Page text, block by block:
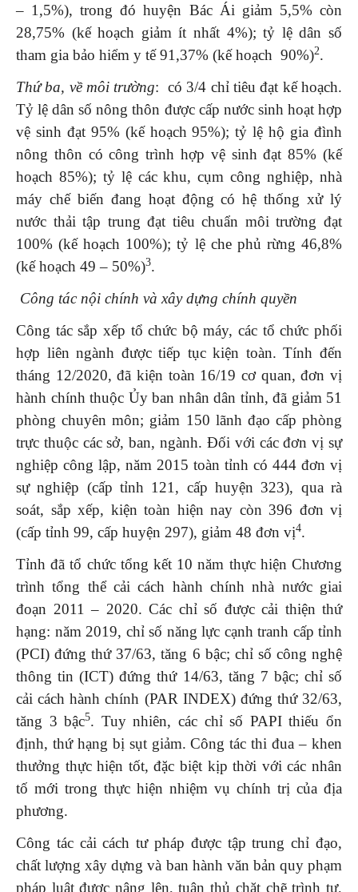
– 1,5%), trong đó huyện Bác Ái giảm 5,5% còn
28,75% (kế hoạch giảm ít nhất 4%); tỷ lệ dân số
tham gia bảo hiểm y tế 91,37% (kế hoạch 90%)2.
Thứ ba, về môi trường: có 3/4 chỉ tiêu đạt kế hoạch.
Tỷ lệ dân số nông thôn được cấp nước sinh hoạt hợp
vệ sinh đạt 95% (kế hoạch 95%); tỷ lệ hộ gia đình
nông thôn có công trình hợp vệ sinh đạt 85% (kế
hoạch 85%); tỷ lệ các khu, cụm công nghiệp, nhà
máy chế biến đang hoạt động có hệ thống xử lý
nước thải tập trung đạt tiêu chuẩn môi trường đạt
100% (kế hoạch 100%); tỷ lệ che phủ rừng 46,8%
(kế hoạch 49 – 50%)3.
Công tác nội chính và xây dựng chính quyền
Công tác sắp xếp tổ chức bộ máy, các tổ chức phối
hợp liên ngành được tiếp tục kiện toàn. Tính đến
tháng 12/2020, đã kiện toàn 16/19 cơ quan, đơn vị
hành chính thuộc Ủy ban nhân dân tỉnh, đã giảm 51
phòng chuyên môn; giảm 150 lãnh đạo cấp phòng
trực thuộc các sở, ban, ngành. Đối với các đơn vị sự
nghiệp công lập, năm 2015 toàn tỉnh có 444 đơn vị
sự nghiệp (cấp tỉnh 121, cấp huyện 323), qua rà
soát, sắp xếp, kiện toàn hiện nay còn 396 đơn vị
(cấp tỉnh 99, cấp huyện 297), giảm 48 đơn vị4.
Tỉnh đã tổ chức tổng kết 10 năm thực hiện Chương
trình tổng thể cải cách hành chính nhà nước giai
đoạn 2011 – 2020. Các chỉ số được cải thiện thứ
hạng: năm 2019, chỉ số năng lực cạnh tranh cấp tỉnh
(PCI) đứng thứ 37/63, tăng 6 bậc; chỉ số công nghệ
thông tin (ICT) đứng thứ 14/63, tăng 7 bậc; chỉ số
cải cách hành chính (PAR INDEX) đứng thứ 32/63,
tăng 3 bậc5. Tuy nhiên, các chỉ số PAPI thiếu ổn
định, thứ hạng bị sụt giảm. Công tác thi đua – khen
thưởng thực hiện tốt, đặc biệt kịp thời với các nhân
tố mới trong thực hiện nhiệm vụ chính trị của địa
phương.
Công tác cải cách tư pháp được tập trung chỉ đạo,
chất lượng xây dựng và ban hành văn bản quy phạm
pháp luật được nâng lên, tuân thủ chặt chẽ trình tự,